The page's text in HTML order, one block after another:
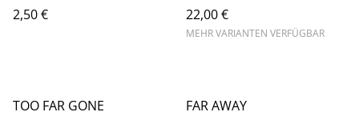
2,50 €
22,00 €
MEHR VARIANTEN VERFÜGBAR
TOO FAR GONE
FAR AWAY